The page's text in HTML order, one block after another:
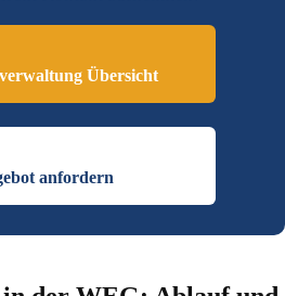
Übersicht
anfordern